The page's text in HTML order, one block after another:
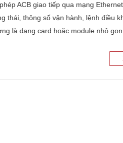
ACB giao tiếp qua mạng
thái, thông số vận hành, lệnh điều
là dạng card hoặc module nhỏ
độ truyền dữ liệu cao, tích hợp